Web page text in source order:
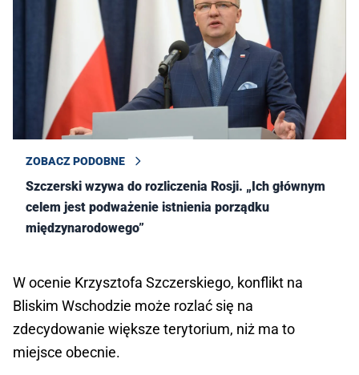
ZOBACZ PODOBNE
Szczerski wzywa do rozliczenia Rosji. „Ich głównym
celem jest podważenie istnienia porządku
międzynarodowego”
W ocenie Krzysztofa Szczerskiego, konflikt na
Bliskim Wschodzie może rozlać się na
zdecydowanie większe terytorium, niż ma to
miejsce obecnie.